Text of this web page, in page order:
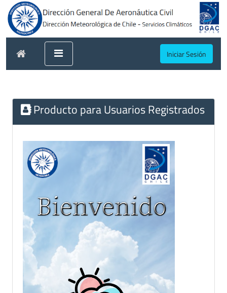
Iniciar Sesión
Producto para Usuarios Registrados